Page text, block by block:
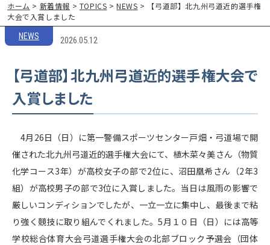
ホーム > 新着情報 > TOPICS >NEWS > 【弓道部】北九州弓道近的選手権
大会で入賞しました
NEWS 2026.05.12
【弓道部】北九州弓道近的選手権大会で
入賞しました
4月26日（日）に第一警備スポーツセンター戸畑・弓道場で開
催された北九州弓道近的選手権大会にて、植木菜々美さん（物質
化学コース3年）が高校女子の部で2位に、沼田凰希さん（2年3
組）が高校男子の部で3位に入賞しました。当日は風雨の影響で
厳しいコンディションでしたが、一立一立に集中し、最後まで粘
り強く競技に取り組んでくれました。5月１０日（日）には高等
学校総合体育大会弓道選手権大会の北部ブロック予選会（団体